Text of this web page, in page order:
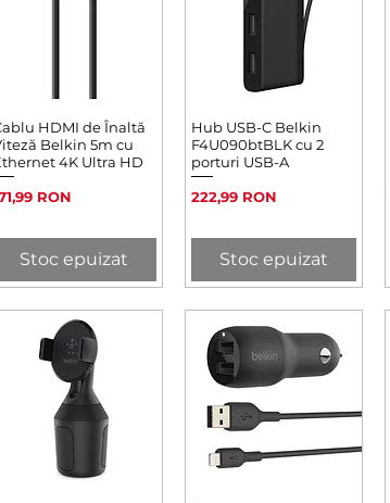
Afișare rapidă
HDMI de Înaltă
Belkin 5m cu
4K Ultra HD
RON
Stoc epuizat
Afișare rapidă
Hub USB-C Belkin
F4U090btBLK cu 2
porturi USB-A
Preț
222,99 RON
Stoc epuizat